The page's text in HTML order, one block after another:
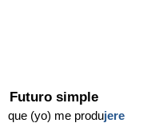
Futuro simple
que (yo) me produjere